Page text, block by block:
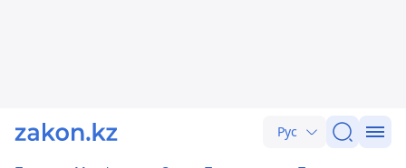
Рус